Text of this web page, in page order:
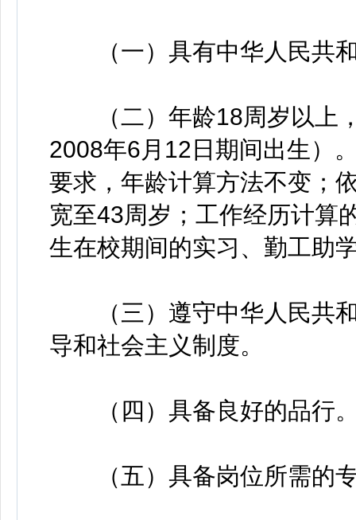
（一）具有中华人民共
（二）年龄18周岁以上，
2008年6月12日期间出生）
要求，年龄计算方法不变；
宽至43周岁；工作经历计算
生在校期间的实习、勤工助
（三）遵守中华人民共和
导和社会主义制度。
（四）具备良好的品行
（五）具备岗位所需的专